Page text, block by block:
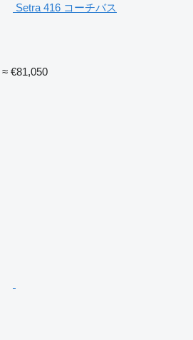
Setra 416 コーチバス
≈ €81,050